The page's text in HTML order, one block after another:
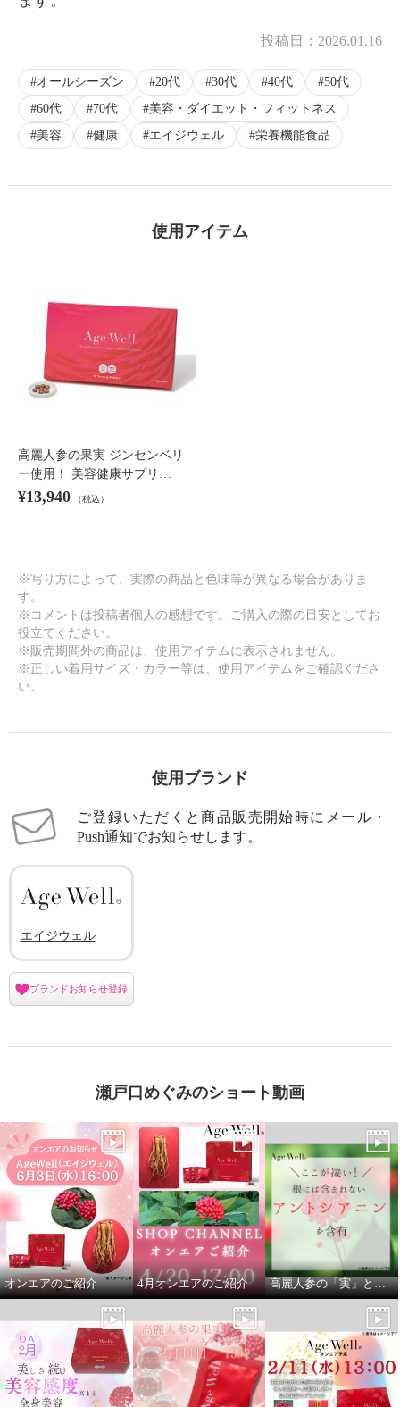
高麗人参の果実 ジンセンベリー
使用！ 美容健康サプリメント “エ
イジウェル” （３０包）
¥0
投稿日： 2026.01.16
オールシーズン 20代 30代 40代
50代
60代
70代
美容・ダイエット・フィットネス
美容
健康 エイジウェル 栄養機能食品
使用アイテム
高麗人参の果実 ジンセンベリ
ー使用！ 美容健康サプリ…
¥13,940 （税込）
※写り方によって、実際の商品と色味等が異なる場合がありま
す。
※コメントは投稿者個人の感想です。ご購入の際の目安としてお
役立てください。
※販売期間外の商品は、使用アイテムに表示されません。
※正しい着用サイズ・カラー等は、使用アイテムをご確認くださ
い。
使用ブランド
ご登録いただくと商品販売開始時にメール・
Push通知でお知らせします。
エイジウェル
ブランドお知らせ登録
瀬戸口めぐみのショート動画
オンエアのご紹介 4月オンエアのご紹介 高麗人参の「実」と「根」を贅沢に使用